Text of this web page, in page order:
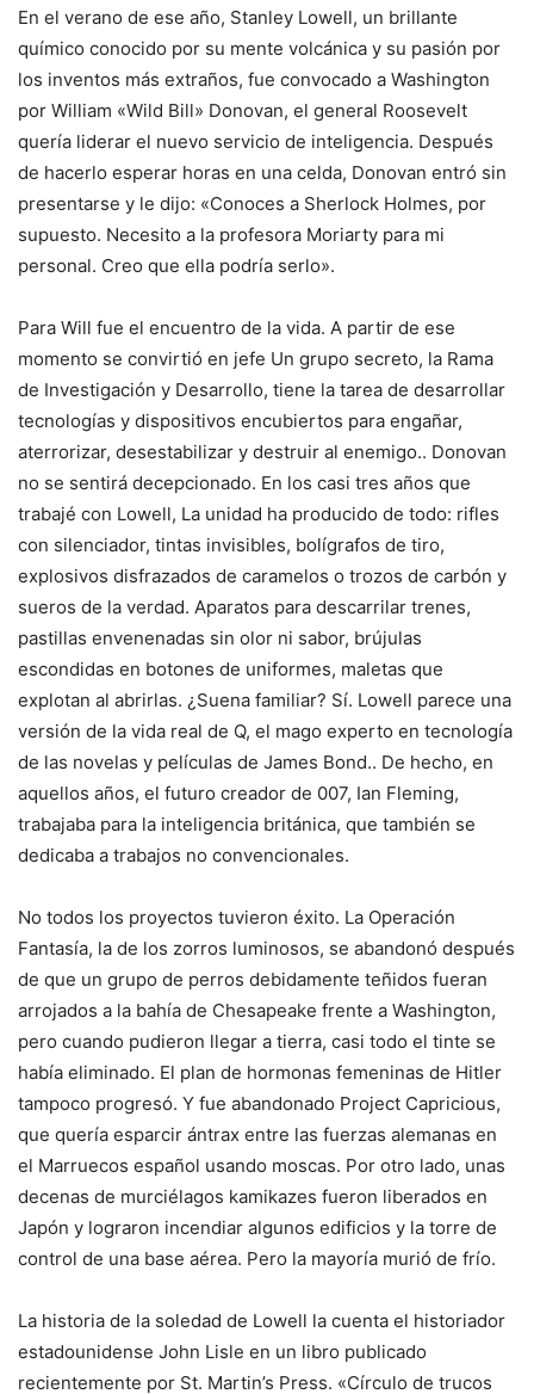
En el verano de ese año, Stanley Lowell, un brillante
químico conocido por su mente volcánica y su pasión por
los inventos más extraños, fue convocado a Washington
por William «Wild Bill» Donovan, el general Roosevelt
quería liderar el nuevo servicio de inteligencia. Después
de hacerlo esperar horas en una celda, Donovan entró sin
presentarse y le dijo: «Conoces a Sherlock Holmes, por
supuesto. Necesito a la profesora Moriarty para mi
personal. Creo que ella podría serlo».
Para Will fue el encuentro de la vida. A partir de ese
momento se convirtió en jefe Un grupo secreto, la Rama
de Investigación y Desarrollo, tiene la tarea de desarrollar
tecnologías y dispositivos encubiertos para engañar,
aterrorizar, desestabilizar y destruir al enemigo.. Donovan
no se sentirá decepcionado. En los casi tres años que
trabajé con Lowell, La unidad ha producido de todo: rifles
con silenciador, tintas invisibles, bolígrafos de tiro,
explosivos disfrazados de caramelos o trozos de carbón y
sueros de la verdad. Aparatos para descarrilar trenes,
pastillas envenenadas sin olor ni sabor, brújulas
escondidas en botones de uniformes, maletas que
explotan al abrirlas. ¿Suena familiar? Sí. Lowell parece una
versión de la vida real de Q, el mago experto en tecnología
de las novelas y películas de James Bond.. De hecho, en
aquellos años, el futuro creador de 007, Ian Fleming,
trabajaba para la inteligencia británica, que también se
dedicaba a trabajos no convencionales.
No todos los proyectos tuvieron éxito. La Operación
Fantasía, la de los zorros luminosos, se abandonó después
de que un grupo de perros debidamente teñidos fueran
arrojados a la bahía de Chesapeake frente a Washington,
pero cuando pudieron llegar a tierra, casi todo el tinte se
había eliminado. El plan de hormonas femeninas de Hitler
tampoco progresó. Y fue abandonado Project Capricious,
que quería esparcir ántrax entre las fuerzas alemanas en
el Marruecos español usando moscas. Por otro lado, unas
decenas de murciélagos kamikazes fueron liberados en
Japón y lograron incendiar algunos edificios y la torre de
control de una base aérea. Pero la mayoría murió de frío.
La historia de la soledad de Lowell la cuenta el historiador
estadounidense John Lisle en un libro publicado
recientemente por St. Martin’s Press. «Círculo de trucos